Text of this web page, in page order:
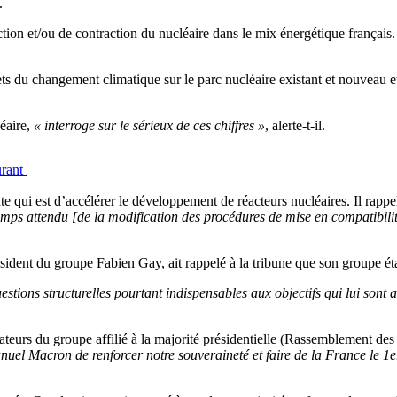
et/ou de contraction du nucléaire dans le mix énergétique
du changement climatique sur le parc nucléaire existant et nouveau
« interroge sur le sérieux de ces chiffres », alerte-t-il.
qui est d’accélérer le développement de réacteurs nucléaires. Il
attendu [de la modification des procédures de mise en
du groupe Fabien Gay, ait rappelé à la tribune que son groupe
structurelles pourtant indispensables aux objectifs qui lui sont
du groupe affilié à la majorité présidentielle (Rassemblement
Macron de renforcer notre souveraineté et faire de la France le